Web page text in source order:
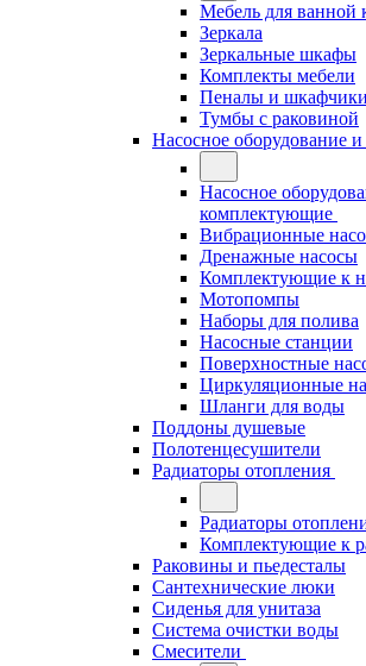
Мебель для ванной
Зеркала
Зеркальные шкафы
Комплекты мебели
Пеналы и шкафчики
Тумбы с раковиной
Насосное оборудование
Насосное
комплектующие
Вибрационные
Дренажные насосы
Комплектующие к
Мотопомпы
Наборы для полива
Насосные станции
Поверхностные
Циркуляционные
Шланги для воды
Поддоны душевые
Полотенцесушители
Радиаторы отопления
Радиаторы
Комплектующие к
Раковины и пьедесталы
Сантехнические люки
Сиденья для унитаза
Система очистки воды
Смесители